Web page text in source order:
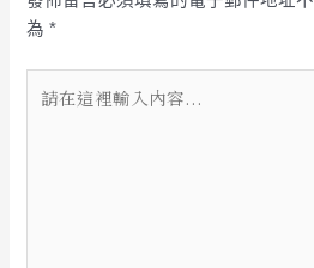
為*
在